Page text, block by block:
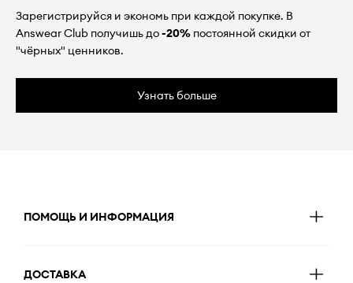
Зарегистрируйся и экономь при каждой покупке. В
Answear Club получишь до-20% постоянной скидки от
"чёрных" ценников.
Узнать больше
ПОМОЩЬ И ИНФОРМАЦИЯ
ДОСТАВКА